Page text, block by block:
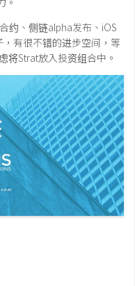
约、侧链alpha发布、iOS
有很不错的进步空间，等
将Strat放入投资组合中。